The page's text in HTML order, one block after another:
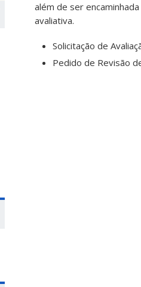
além de ser
avaliativa.
Solicitação de
Pedido de Revisão